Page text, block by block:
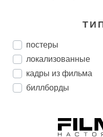
постеры
локализованные
кадры из фильма
биллборды